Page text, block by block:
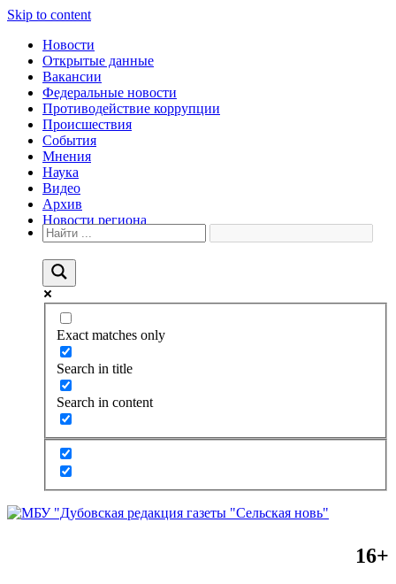
Skip to content
Новости
Открытые данные
Вакансии
Федеральные новости
Противодействие коррупции
Происшествия
События
Мнения
Наука
Видео
Архив
Новости региона
Exact matches only
Search in title
Search in content
16+